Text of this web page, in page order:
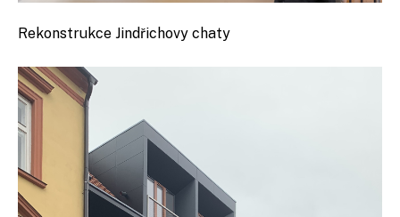
Rekonstrukce Jindřichovy chaty